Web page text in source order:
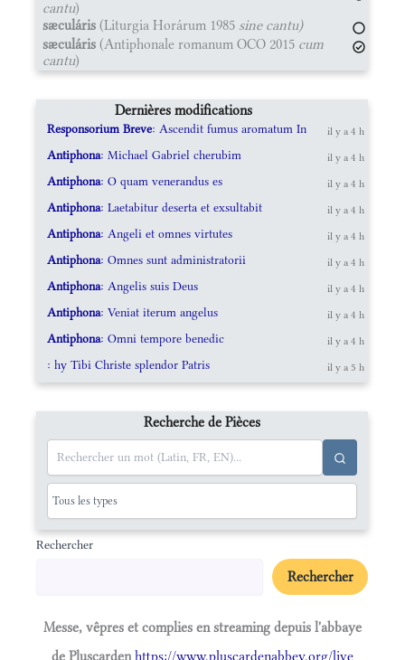
cantu)
sæculáris (Liturgia Horárum 1985 sine cantu)
sæculáris (Antiphonale romanum OCO 2015 cum
cantu)
Dernières modifications
Responsorium Breve: Ascendit fumus aromatum In il y a 4 h
Antiphona: Michael Gabriel cherubim il y a 4 h
Antiphona: O quam venerandus es il y a 4 h
Antiphona: Laetabitur deserta et exsultabit il y a 4 h
Antiphona: Angeli et omnes virtutes il y a 4 h
Antiphona: Omnes sunt administratorii il y a 4 h
Antiphona: Angelis suis Deus il y a 4 h
Antiphona: Veniat iterum angelus il y a 4 h
Antiphona: Omni tempore benedic il y a 4 h
: hy Tibi Christe splendor Patris il y a 5 h
Recherche de Pièces
Rechercher
Rechercher
Messe, vêpres et complies en streaming depuis l'abbaye
de Pluscardenhttps://www.pluscardenabbey.org/live